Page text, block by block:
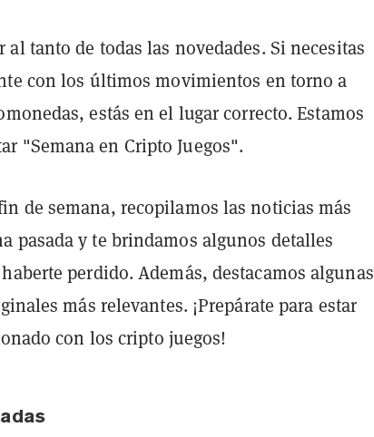
al tanto de todas las novedades. Si necesitas
con los últimos movimientos en torno a
estás en el lugar correcto. Estamos
"Semana en Cripto Juegos".
de semana, recopilamos las noticias más
pasada y te brindamos algunos detalles
perdido. Además, destacamos algunas
más relevantes. ¡Prepárate para estar
con los cripto juegos!